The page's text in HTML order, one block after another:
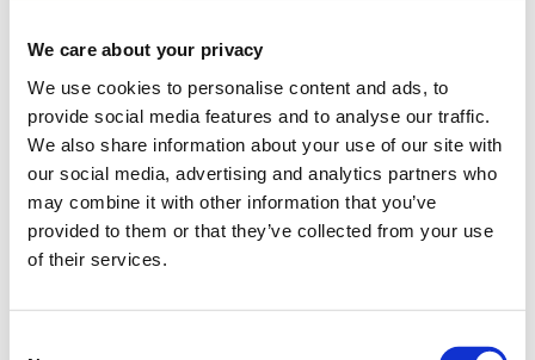
We care about your privacy
We use cookies to personalise content and ads, to
provide social media features and to analyse our traffic.
We also share information about your use of our site with
our social media, advertising and analytics partners who
may combine it with other information that you’ve
provided to them or that they’ve collected from your use
of their services.
Συμμετοχή Η περίοδος εγγραφών έχει λήξει.
It’s the digital era! Οι μελλοντικοί σου εργοδότες
δημιουργήσεις ένα digital cv και να κάνεις το profile